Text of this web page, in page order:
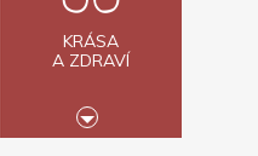
KRÁSA
A ZDRAVÍ